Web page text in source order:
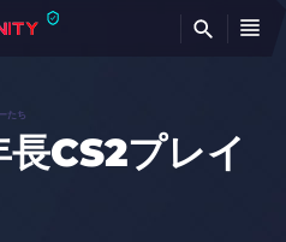
たち
CS2プレイ